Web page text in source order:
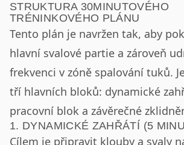
STRUKTURA 30MINUTOVÉHO
TRÉNINKOVÉHO PLÁNU
Tento plán je navržen tak, aby
hlavní svalové partie a zároveň
frekvenci v zóně spalování tuků.
tří hlavních bloků: dynamické
pracovní blok a závěrečné
1. DYNAMICKÉ ZAHŘÁTÍ (5
Cílem je připravit klouby a svaly